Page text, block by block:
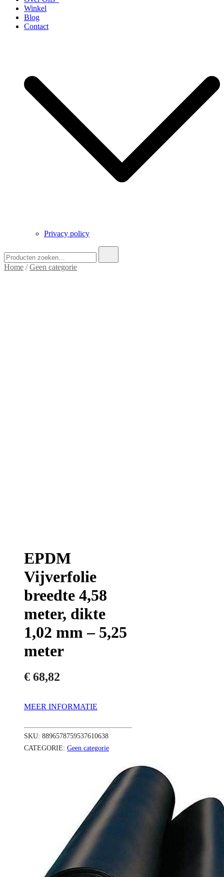
Winkel
Blog
Contact
Privacy policy
naar:
Home /Geen categorie
EPDM
Vijverfolie
breedte 4,58
meter, dikte
1,02 mm – 5,25
meter
€ 68,82
MEER INFORMATIE
SKU: 8896578759537610638
CATEGORIE: Geen categorie